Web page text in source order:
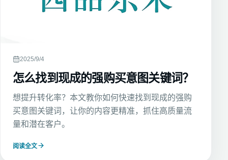
2025/9/4
怎么找到现成的强购买意图关键词？
想提升转化率？本文教你如何快速找到现成的强购
买意图关键词，让你的内容更精准，抓住高质量流
量和潜在客户。
阅读全文